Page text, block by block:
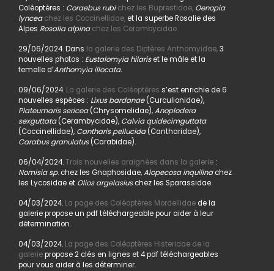
Coléoptères : Coraebus rubi chez les Buprestidae, Oenopia
lyncea chez les Coccinellidae,et la superbe Rosalie des
Alpes Rosalia alpina chez les Cerambycidae.
29/06/2024. Dans la galerie des Diptères Anthomyidae,3
nouvelles photos : Eustalomyia hilariset le mâle et la
femelle d’Anthomyia illocata.
09/06/2024.La galerie des Coléoptères s’est enrichie de 6
nouvelles espèces : Lixus bardanae(Curculionidae),
Plateumaris sericea(Chrysomelidae),Anoplodera
sexguttata(Cerambycidae), Calvia quidecimguttata
(Coccinellidae), Cantharis pellucida(Cantharidae),
Carabus granulatus(Carabidae).
06/04/2024.Trois nouvelles araignées dans la galerie:
Nomisia sp. chez les Gnaphosidae,Alopecosa inquilinachez
les Lycosidae et Olios argelasiuschez les Sparassidae.
04/03/2024. La page des Coléoptères Mordellidaede la
galerie propose un pdf téléchargeable pour aider à leur
détermination.
04/03/2024. La page des Coléoptères Histeridae de la
galeriepropose 2 clés en lignes et 4 pdf téléchargeables
pour vous aider à les déterminer.